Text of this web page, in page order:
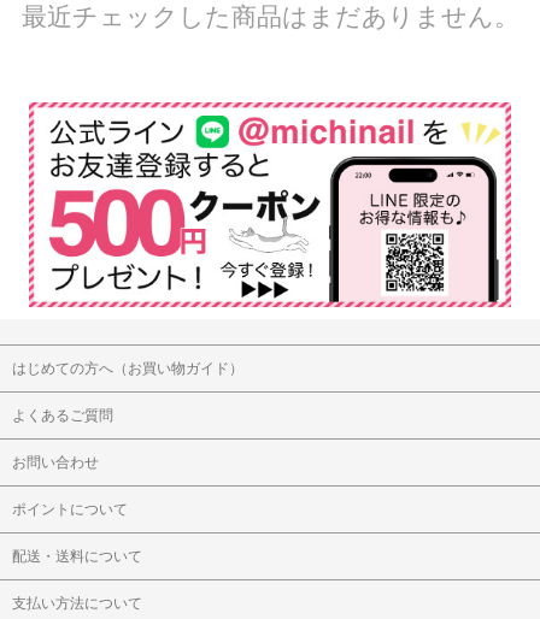
最近チェックした商品はまだありません。
はじめての方へ（お買い物ガイド）
よくあるご質問
お問い合わせ
ポイントについて
配送・送料について
支払い方法について